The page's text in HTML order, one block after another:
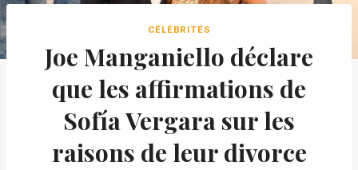
CÉLÉBRITÉS
Joe Manganiello déclare
que les affirmations de
Sofía Vergara sur les
raisons de leur divorce